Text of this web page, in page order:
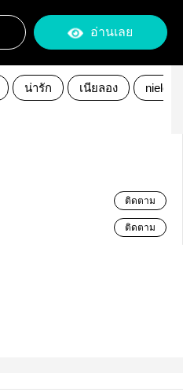
อ่านเลย
น่ารัก เนียลอง nielong
ติดตาม
ติดตาม